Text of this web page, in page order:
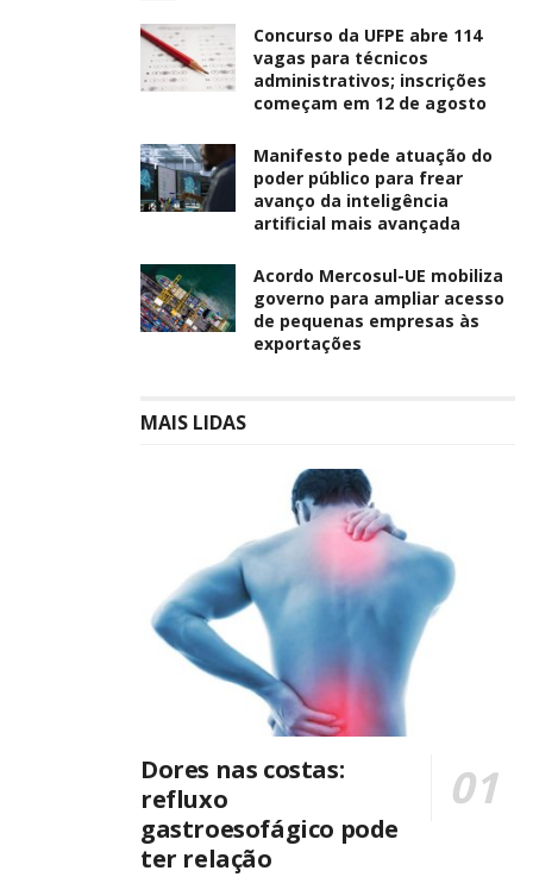
Concurso da UFPE abre 114
vagas para técnicos
administrativos; inscrições
começam em 12 de agosto
Manifesto pede atuação do
poder público para frear
avanço da inteligência
artificial mais avançada
Acordo Mercosul-UE mobiliza
governo para ampliar acesso
de pequenas empresas às
exportações
MAIS LIDAS
Dores nas costas:
refluxo
gastroesofágico pode
ter relação